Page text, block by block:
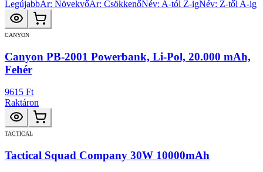
LegújabbÁr: NövekvőÁr: CsökkenőNév: A-tól Z-igNév: Z-től A-ig
CANYON
Canyon PB-2001 Powerbank, Li-Pol, 20.000 mAh,
Fehér
9615 Ft
Raktáron
TACTICAL
Tactical Squad Company 30W 10000mAh